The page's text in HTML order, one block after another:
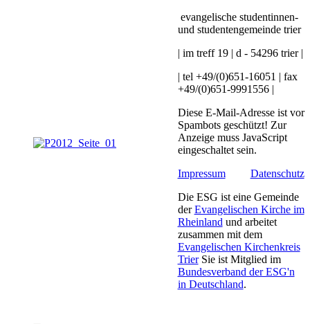
evangelische studentinnen-
und studentengemeinde trier
| im treff 19 | d - 54296 trier |
| tel +49/(0)651-16051 | fax
+49/(0)651-9991556 |
Diese E-Mail-Adresse ist vor
Spambots geschützt! Zur
Anzeige muss JavaScript
eingeschaltet sein.
Impressum
Datenschutz
Die ESG ist eine Gemeinde
derEvangelischen Kirche im
Rheinland und arbeitet
zusammen mit dem
Evangelischen Kirchenkreis
TrierSie ist Mitglied im
Bundesverband der ESG'n
in Deutschland.